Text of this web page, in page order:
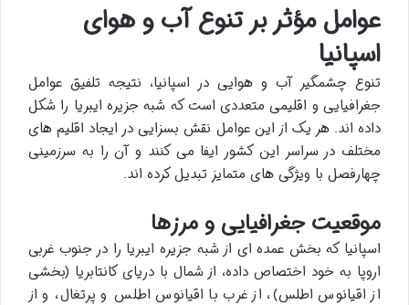
عوامل مؤثر بر تنوع آب و هوای
اسپانیا
تنوع چشمگیر آب و هوایی در اسپانیا، نتیجه تلفیق عوامل
جغرافیایی و اقلیمی متعددی است که شبه جزیره ایبریا را شکل
داده اند. هر یک از این عوامل نقش بسزایی در ایجاد اقلیم های
مختلف در سراسر این کشور ایفا می کنند و آن را به سرزمینی
چهارفصل با ویژگی های متمایز تبدیل کرده اند.
موقعیت جغرافیایی و مرزها
اسپانیا که بخش عمده ای از شبه جزیره ایبریا را در جنوب غربی
اروپا به خود اختصاص داده، از شمال با دریای کانتابریا (بخشی
از اقیانوس اطلس)، از غرب با اقیانوس اطلس و پرتغال، و از